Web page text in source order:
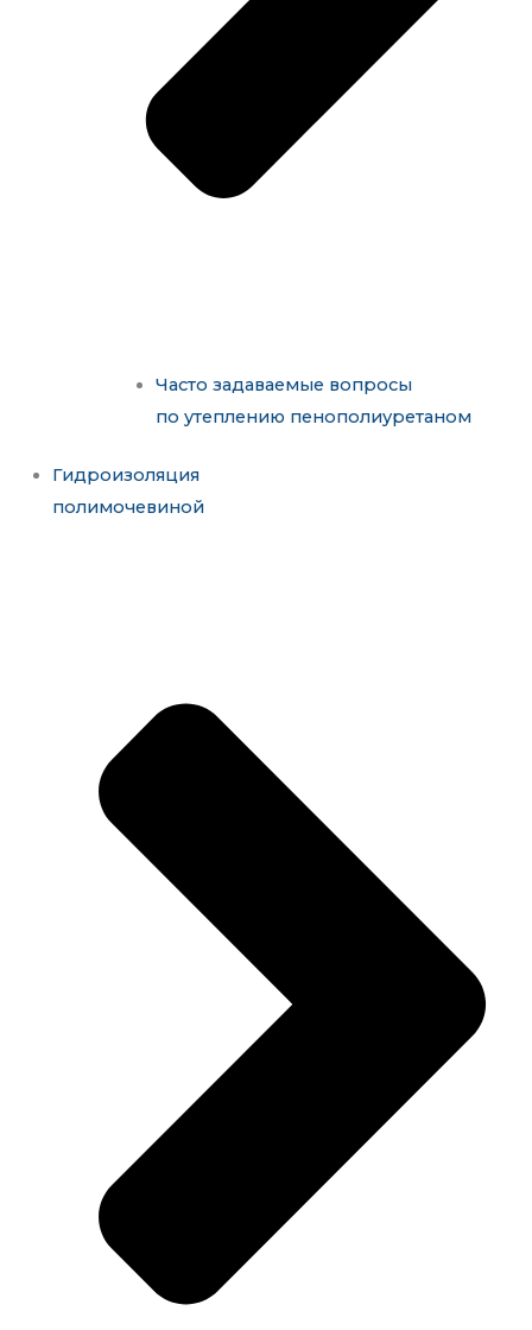
Часто задаваемые вопросы
по утеплению пенополиуретаном
Гидроизоляция
полимочевиной